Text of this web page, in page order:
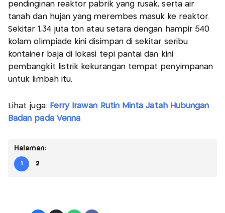
pendinginan reaktor pabrik yang rusak, serta air
tanah dan hujan yang merembes masuk ke reaktor.
Sekitar 1,34 juta ton atau setara dengan hampir 540
kolam olimpiade kini disimpan di sekitar seribu
kontainer baja di lokasi tepi pantai dan kini
pembangkit listrik kekurangan tempat penyimpanan
untuk limbah itu.
Lihat juga: Ferry Irawan Rutin Minta Jatah Hubungan
Badan pada Venna
Halaman:
1 2